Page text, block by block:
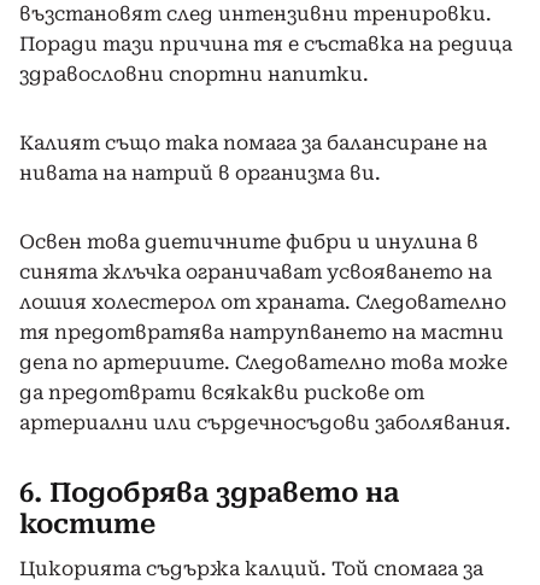
възстановят след интензивни тренировки.
Поради тази причина тя е съставка на редица
здравословни спортни напитки.
Калият също така помага за балансиране на
нивата на натрий в организма ви.
Освен това диетичните фибри и инулина в
синята жлъчка ограничават усвояването на
лошия холестерол от храната. Следователно
тя предотвратява натрупването на мастни
депа по артериите. Следователно това може
да предотврати всякакви рискове от
артериални или сърдечносъдови заболявания.
6. Подобрява здравето на
костите
Цикорията съдържа калций. Той спомага за